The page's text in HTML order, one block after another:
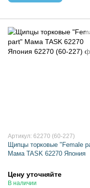
Артикул: 62270 (60-227)
Щипцы торковые "Female
Мама TASK 62270 Япония
Цену уточняйте
В наличии